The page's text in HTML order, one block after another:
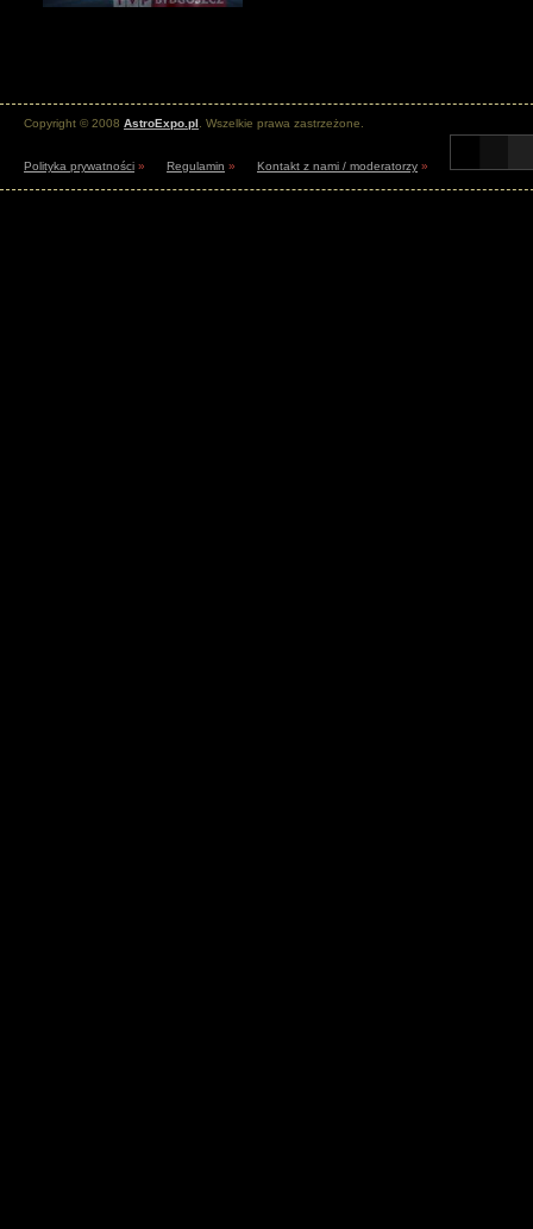
Copyright © 2008 AstroExpo.pl . Wszelkie prawa zastrzeżone.
Polityka prywatności » Regulamin » Kontakt z nami / moderatorzy »